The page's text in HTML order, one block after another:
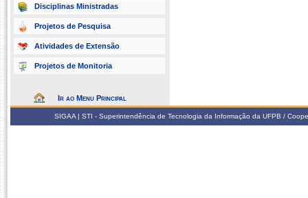
Disciplinas Ministradas
Projetos de Pesquisa
Atividades de Extensão
Projetos de Monitoria
Ir ao Menu Principal
SIGAA | STI - Superintendência de Tecnologia da Informação da UFPB /